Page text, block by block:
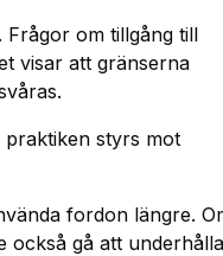
om tillgång till
visar att gränserna
styrs mot
fordon längre.
också gå att underhålla